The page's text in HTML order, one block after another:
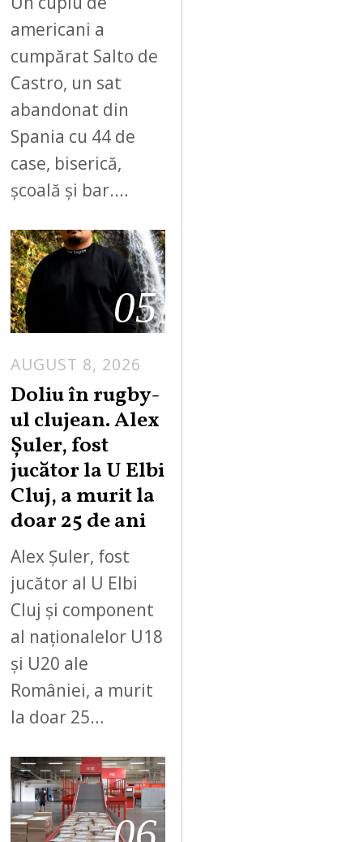
americani a
cumpărat Salto de
Castro, un sat
abandonat din
Spania cu 44 de
case, biserică,
școală și bar.…
05
AUGUST 8, 2026
Doliu în rugby-
ul clujean. Alex
Șuler, fost
jucător la U Elbi
Cluj, a murit la
doar 25 de ani
Alex Șuler, fost
jucător al U Elbi
Cluj și component
al naționalelor U18
și U20 ale
României, a murit
la doar 25…